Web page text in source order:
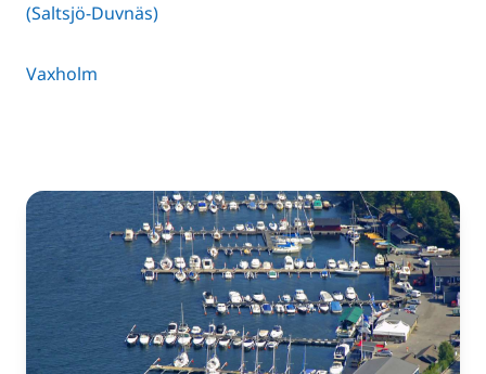
(Saltsjö-Duvnäs)
Vaxholm